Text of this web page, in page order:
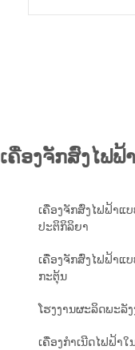
ເຄື່ອງຈັກສົ່ງໄຟຟ້
ເຄື່ອງຈັກສົ່ງໄຟຟ້າແ
ປະຕິກິລິຍາ
ເຄື່ອງຈັກສົ່ງໄຟຟ້າແ
ກະຕຸ້ນ
ໂຮງງານຜະລິດພະລັ
ເຄື່ອງກຳເນີດໄຟຟ້າ